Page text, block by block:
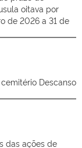
oitava por
de 2026 a 31 de
Descanso
das ações de